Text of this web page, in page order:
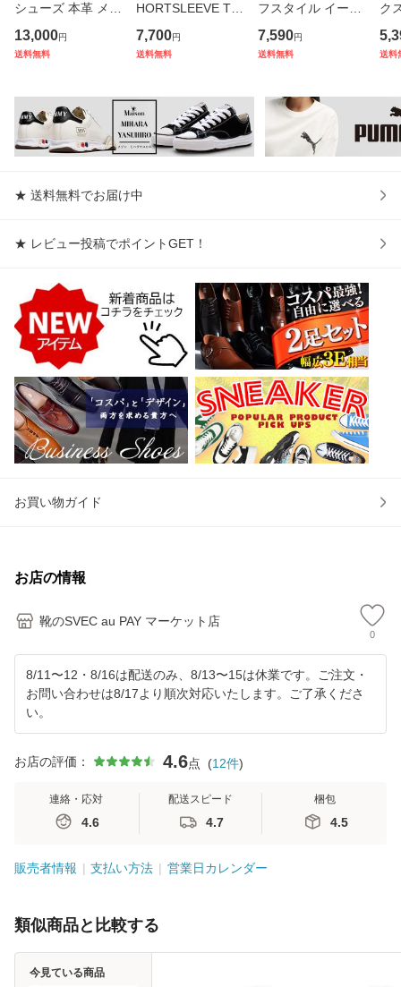
シューズ 本革 メン
ズ 革靴 ブランド
ルシウス ドレスシ
スアップ 本皮 皮靴
短靴 レ
13,000円
送料無料
HORTSLEEVE TE
E 633249 プーマ
デア トゥ ショート
ース クロップド ク
ロップド丈 背
7,700円
送料無料
フスタイル イージ
ー スニーカー pum
a Park Lifestyle ea
ブランド ローカッ
7,590円
送料無料
ク
ビ
袖
さ
送料
★ 送料無料でお届け中
★ レビュー投稿でポイントGET！
お買い物ガイド
お店の情報
靴のSVEC au PAY マーケット店
0
8/11〜12・8/16は配送のみ、8/13〜15は休業です。ご注文・
お問い合わせは8/17より順次対応いたします。ご了承くださ
い。
お店の評価： 4.6点 (12件)
連絡・応対
4.6
配送スピード
4.7
梱包
4.5
販売者情報 支払い方法 営業日カレンダー
類似商品と比較する
今見ている商品